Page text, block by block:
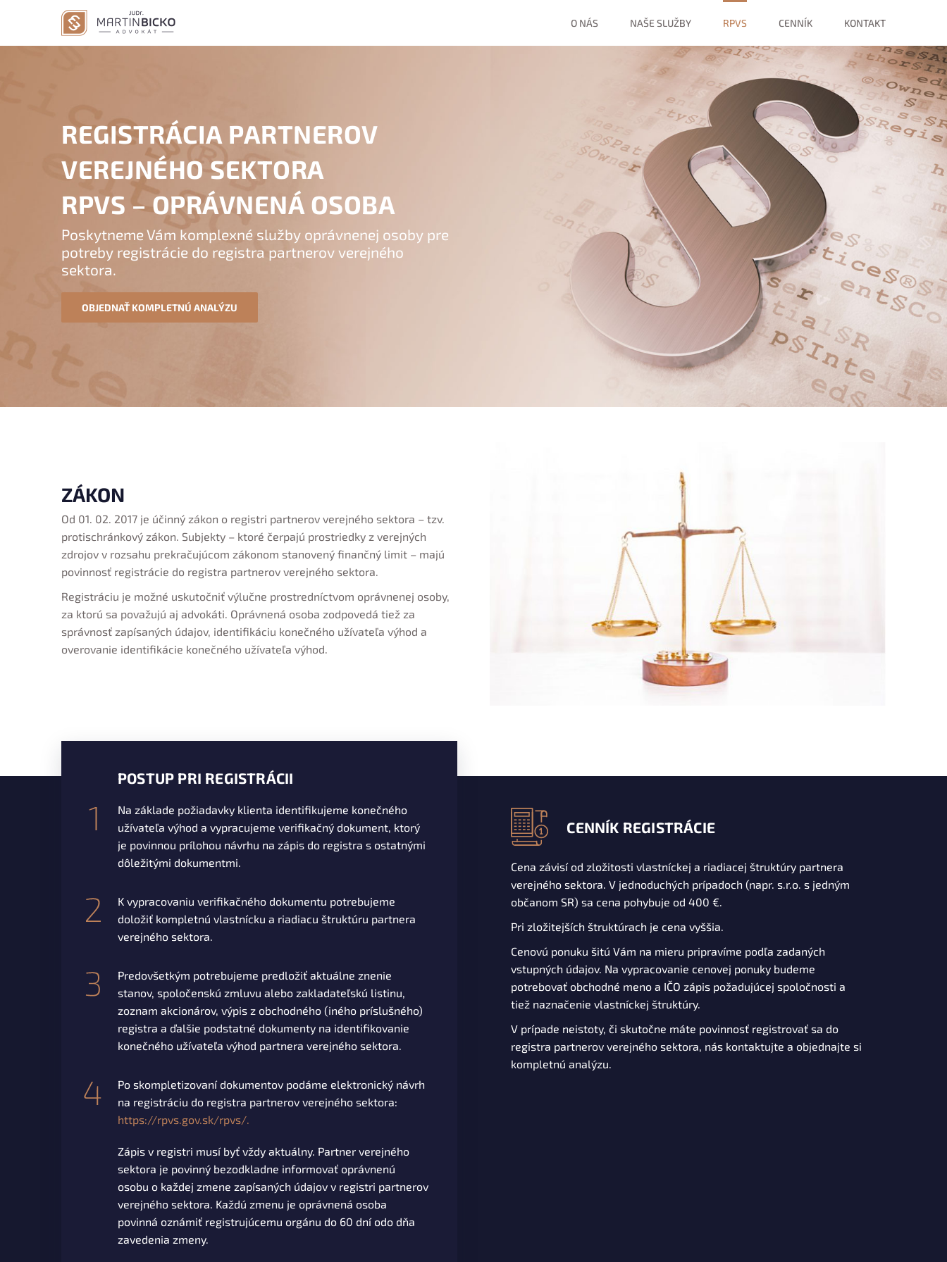
content
O NÁS NAŠE SLUŽBY RPVS CENNÍK KONTAKT
REGISTRÁCIA PARTNEROV
VEREJNÉHO SEKTORA
RPVS – OPRÁVNENÁ OSOBA
Poskytneme Vám komplexné služby oprávnenej osoby pre
potreby registrácie do registra partnerov verejného
sektora.
OBJEDNAŤ KOMPLETNÚ ANALÝZU
ZÁKON
Od 01. 02. 2017 je účinný zákon o registri partnerov verejného sektora – tzv.
protischránkový zákon. Subjekty – ktoré čerpajú prostriedky z verejných
zdrojov v rozsahu prekračujúcom zákonom stanovený finančný limit – majú
povinnosť registrácie do registra partnerov verejného sektora.
Registráciu je možné uskutočniť výlučne prostredníctvom oprávnenej osoby,
za ktorú sa považujú aj advokáti. Oprávnená osoba zodpovedá tiež za
správnosť zapísaných údajov, identifikáciu konečného užívateľa výhod a
overovanie identifikácie konečného užívateľa výhod.
POSTUP PRI REGISTRÁCII
Na základe požiadavky klienta identifikujeme konečného
užívateľa výhod a vypracujeme verifikačný dokument, ktorý
je povinnou prílohou návrhu na zápis do registra s ostatnými
dôležitými dokumentmi.
K vypracovaniu verifikačného dokumentu potrebujeme
doložiť kompletnú vlastnícku a riadiacu štruktúru partnera
verejného sektora.
Predovšetkým potrebujeme predložiť aktuálne znenie
stanov, spoločenskú zmluvu alebo zakladateľskú listinu,
zoznam akcionárov, výpis z obchodného (iného príslušného)
registra a ďalšie podstatné dokumenty na identifikovanie
konečného užívateľa výhod partnera verejného sektora.
Po skompletizovaní dokumentov podáme elektronický návrh
na registráciu do registra partnerov verejného sektora:
https://rpvs.gov.sk/rpvs/.
Zápis v registri musí byť vždy aktuálny. Partner verejného
sektora je povinný bezodkladne informovať oprávnenú
osobu o každej zmene zapísaných údajov v registri partnerov
verejného sektora. Každú zmenu je oprávnená osoba
povinná oznámiť registrujúcemu orgánu do 60 dní odo dňa
zavedenia zmeny.
CENNÍK REGISTRÁCIE
Cena závisí od zložitosti vlastníckej a riadiacej štruktúry partnera
verejného sektora. V jednoduchých prípadoch (napr. s.r.o. s jedným
občanom SR) sa cena pohybuje od 400 €.
Pri zložitejších štruktúrach je cena vyššia.
Cenovú ponuku šitú Vám na mieru pripravíme podľa zadaných
vstupných údajov. Na vypracovanie cenovej ponuky budeme
potrebovať obchodné meno a IČO zápis požadujúcej spoločnosti a
tiež naznačenie vlastníckej štruktúry.
V prípade neistoty, či skutočne máte povinnosť registrovať sa do
registra partnerov verejného sektora, nás kontaktujte a objednajte si
kompletnú analýzu.